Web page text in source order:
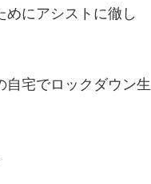
にアシストに徹し
自宅でロックダウン生